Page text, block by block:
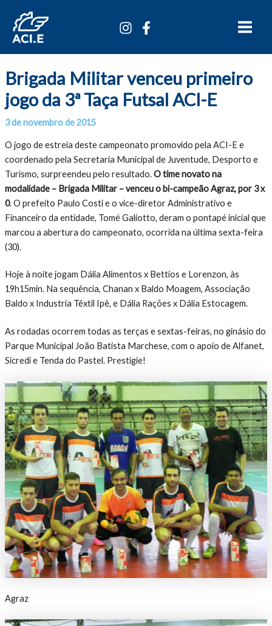
para
Menu
Brigada Militar venceu primeiro
jogo da 3ª Taça Futsal ACI-E
Por
3 de novembro de 2015
O jogo de estreia deste campeonato promovido pela ACI-E e
coordenado pela Secretaria Municipal de Juventude, Desporto e
Turismo, surpreendeu pelo resultado.O time novato na
modalidade – Brigada Militar – venceu o bi-campeão Agraz, por 3 x
0. O prefeito Paulo Costi e o vice-diretor Administrativo e
Financeiro da entidade, Tomé Galiotto, deram o pontapé inicial que
marcou a abertura do campeonato, ocorrida na última sexta-feira
(30).
Hoje à noite jogam Dália Alimentos x Bettios e Lorenzon, às
19h15min. Na sequência, Chanan x Baldo Moagem, Associação
Baldo x Industria Têxtil Ipê, e Dália Rações x Dália Estocagem.
As rodadas ocorrem todas as terças e sextas-feiras, no ginásio do
Parque Municipal João Batista Marchese, com o apoio de Alfanet,
Sicredi e Tenda do Pastel. Prestigie!
Agraz